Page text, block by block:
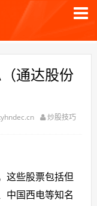
通达股份
炒股技巧
这些股票包括但
中国西电等知名